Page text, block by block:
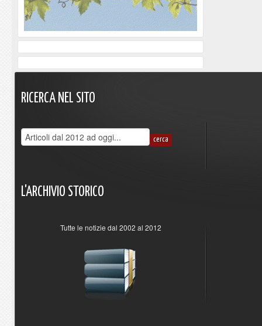
RICERCA NEL SITO
L'ARCHIVIO STORICO
Tutte le notizie dal 2002 al 2012